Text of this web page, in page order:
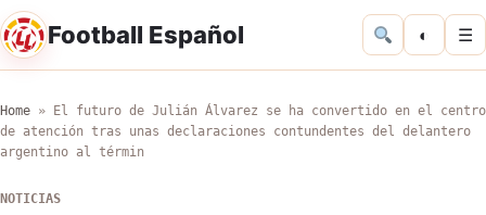
Football Español ◐ ☰
Home »
El futuro de Julián Álvarez se ha convertido en el centro
de atención tras unas declaraciones contundentes del delantero
argentino al términ
NOTICIAS